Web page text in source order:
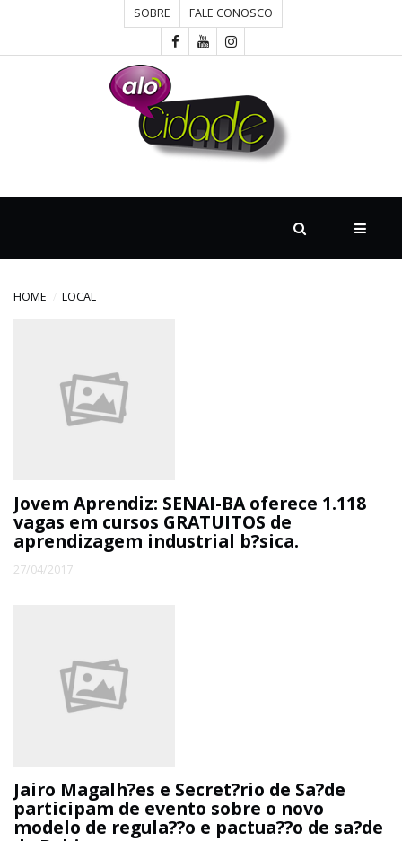
SOBRE FALE CONOSCO
DESTAQUE
ECONOMIA
ESPECIAL
HOME LOCAL
Jovem Aprendiz: SENAI-BA oferece 1.118
vagas em cursos GRATUITOS de
aprendizagem industrial b?sica.
27/04/2017
Jairo Magalh?es e Secret?rio de Sa?de
participam de evento sobre o novo
modelo de regula??o e pactua??o de sa?de